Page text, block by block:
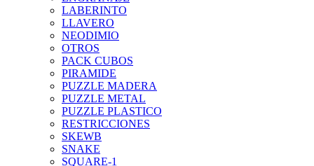
LABERINTO
LLAVERO
NEODIMIO
OTROS
PACK CUBOS
PIRAMIDE
PUZZLE MADERA
PUZZLE METAL
PUZZLE PLASTICO
RESTRICCIONES
SKEWB
SNAKE
SQUARE-1